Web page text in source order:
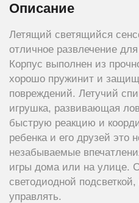
Описание
Летящий светящийся
отличное развлечение
Корпус выполнен из
хорошо пружинит и
повреждений. Летучий
игрушка, развивающая
быструю реакцию и
ребенка и его друзей это
незабываемые
игры дома или на улице.
светодиодной
управлять.